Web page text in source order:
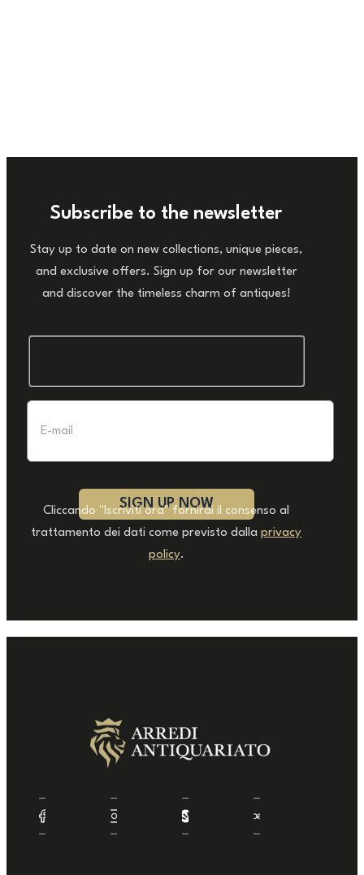
Subscribe to the newsletter
Stay up to date on new collections, unique pieces,
and exclusive offers. Sign up for our newsletter
and discover the timeless charm of antiques!
Cliccando "Iscriviti ora" fornirai il consenso al
trattamento dei dati come previsto dallaprivacy
policy.